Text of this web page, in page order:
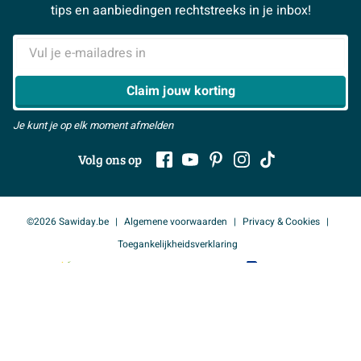
in huis voor jouw dagelijkse ontspanningsmomenten, of
je nu snel wilt opfrissen of uitgebreid wilt genieten van
een warm bad. Kies voor deze combinatie van design,
duurzaamheid en gebruiksgemak en maak je
droombadkamer compleet met dit stijlvolle product en
ervaar zelf de kwaliteit.
> Alle adviesmogelijkheden
> Naar inspiratie
BeCommerce
Samenwerken
> Alles over showrooms
tips en aanbiedingen rechtstreeks in je inbox!
E-mailadres
Claim jouw korting
Je kunt je op elk moment afmelden
Volg ons op
©2026 Sawiday.be Algemene voorwaarden
Privacy & Cookies
Toegankelijkheidsverklaring